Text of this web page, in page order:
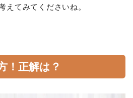
えてみてくださいね。
！正解は？